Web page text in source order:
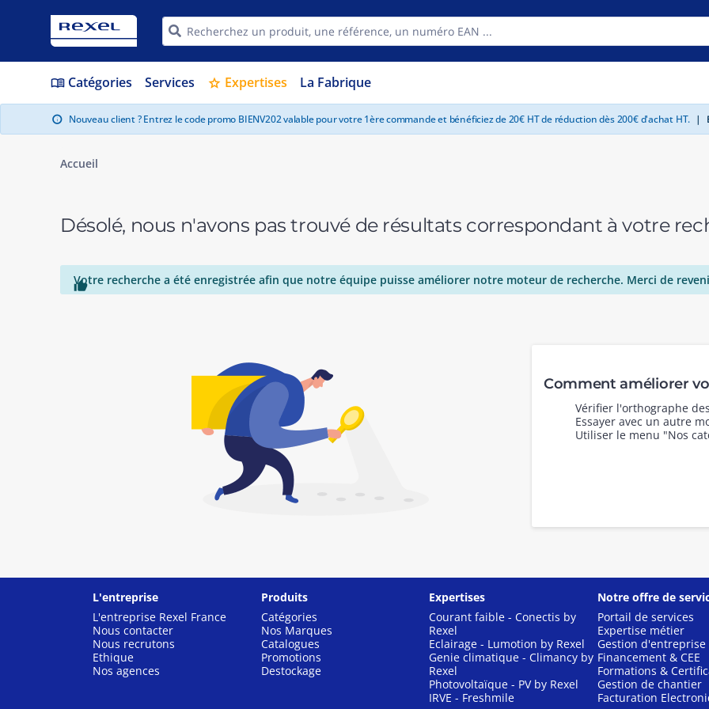
menu_book Catégories Services star Expertises La Fabrique
info Nouveau client ? Entrez le code promo BIENV202 valable pour votre 1ère commande et bénéficiez de 20€ HT de réduction dès 200€ d'achat HT. |
Accueil
Désolé, nous n'avons pas trouvé de résultats correspondant à votre

Votre recherche a été enregistrée afin que notre équipe puisse améliorer notre moteur de recherche. Merci de
Comment améliorer
Vérifier l'orthographe
Essayer avec un autre
Utiliser le menu "Nos
L'entreprise
L'entreprise Rexel France
Nous contacter
Nous recrutons
Ethique
Nos agences
Produits
Catégories
Nos Marques
Catalogues
Promotions
Destockage
Expertises
Courant faible - Conectis by
Rexel
Eclairage - Lumotion by Rexel
Genie climatique - Climancy by
Rexel
Photovoltaïque - PV by Rexel
IRVE - Freshmile
Notre offre de
Portail de services
Expertise métier
Gestion d'entreprise
Financement & CEE
Formations &
Gestion de chantier
Facturation